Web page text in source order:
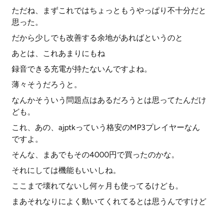
ただね、まずこれではちょっともうやっぱり不十分だと
思った。
だから少しでも改善する余地があればというのと
あとは、これあまりにもね
録音できる充電が持たないんですよね。
薄々そうだろうと。
なんかそういう問題点はあるだろうとは思ってたんだけ
ども。
これ、あの、ajptkっていう格安のMP3プレイヤーなん
ですよ。
そんな、まあでもその4000円で買ったのかな。
それにしては機能もいいしね。
ここまで壊れてないし何ヶ月も使ってるけども。
まあそれなりによく動いてくれてるとは思うんですけど